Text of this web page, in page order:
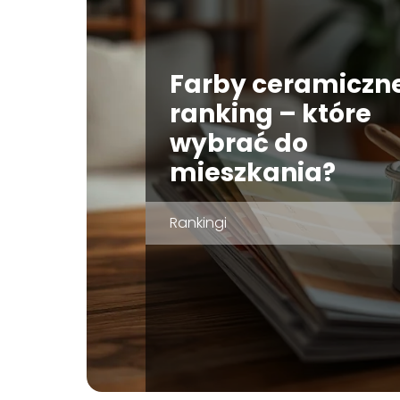
Farby
ranking – które
wybrać do
mieszkania?
Rankingi